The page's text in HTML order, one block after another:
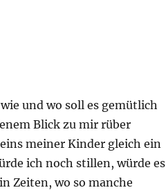
und wo soll es gemütlich
Blick zu mir rüber
meiner Kinder gleich ein
ich noch stillen, würde es
Zeiten, wo so manche